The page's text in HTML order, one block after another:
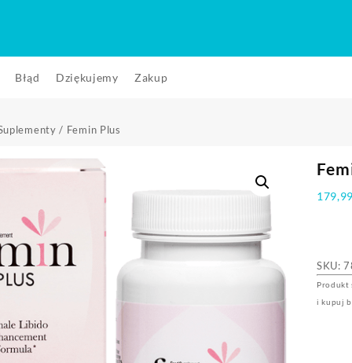
Błąd Dziękujemy Zakup
/ Femin Plus
SKU:
Produkt
i kupuj